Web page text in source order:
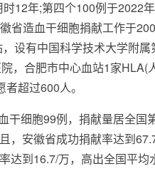
12年;第四个100例于2022
省造血干细胞捐献工作于
设有中国科学技术大学附属
，合肥市中心血站1家HLA(
超过600人。
干细胞99例，捐献量居全国
，安徽省成功捐献率达到
到16.7/万，高出全国平均